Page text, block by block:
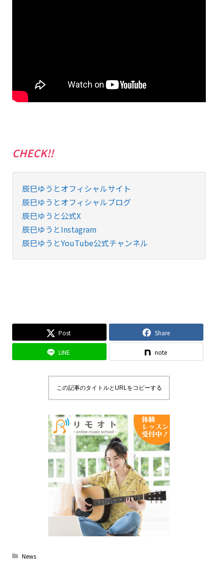
CHECK!!
辰巳ゆうとオフィシャルサイト
辰巳ゆうとオフィシャルブログ
辰巳ゆうと公式X
辰巳ゆうとInstagram
辰巳ゆうとYouTube公式チャンネル
Post Share
LINE note
この記事のタイトルとURLをコピーする
News